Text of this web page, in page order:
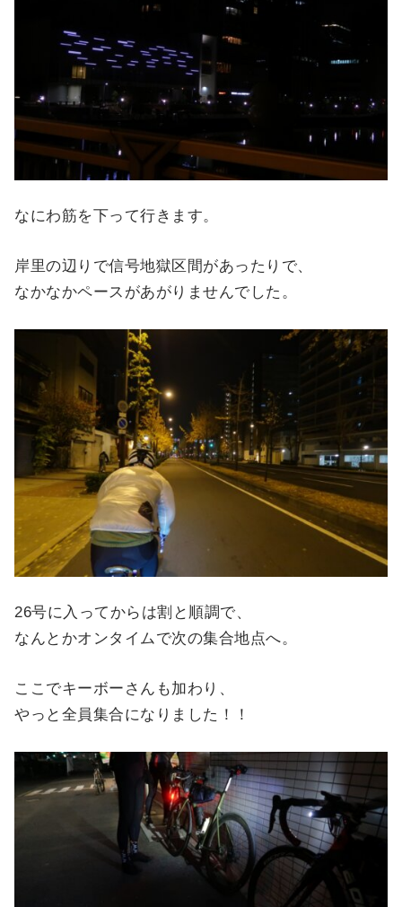
なにわ筋を下って行きます。
岸里の辺りで信号地獄区間があったりで、
なかなかペースがあがりませんでした。
26号に入ってからは割と順調で、
なんとかオンタイムで次の集合地点へ。
ここでキーボーさんも加わり、
やっと全員集合になりました！！